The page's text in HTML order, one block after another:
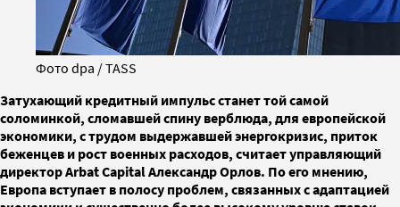
Фото dpa / TASS
Затухающий кредитный импульс станет той самой
соломинкой, сломавшей спину верблюда, для европейской
экономики, с трудом выдержавшей энергокризис, приток
беженцев и рост военных расходов, считает управляющий
директор Arbat Capital Александр Орлов. По его мнению,
Европа вступает в полосу проблем, связанных с адаптацией